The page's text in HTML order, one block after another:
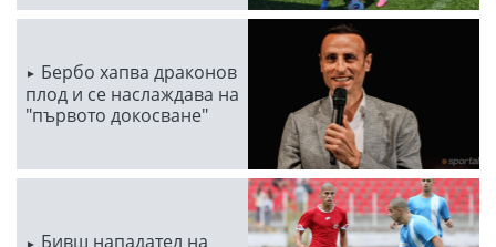
Бербо хапва драконов
плод и се наслаждава на
"първото докосване"
Бивш нападател на